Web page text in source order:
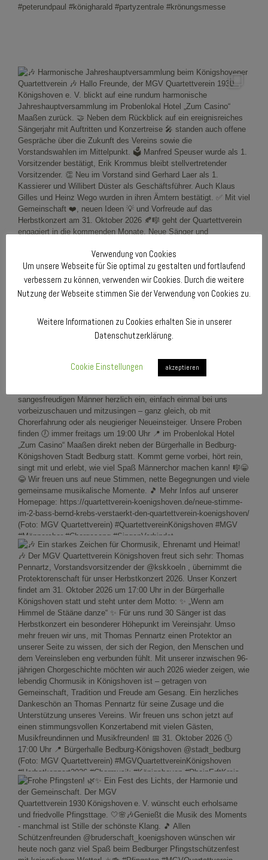
Verwendung von Cookies
Um unsere Webseite für Sie optimal zu gestalten und fortlaufend
verbessern zu können, verwenden wir Cookies. Durch die weitere
Nutzung der Webseite stimmen Sie der Verwendung von Cookies zu.
Weitere Informationen zu Cookies erhalten Sie in unserer
Datenschutzerklärung.
Cookie Einstellungen akzeptieren